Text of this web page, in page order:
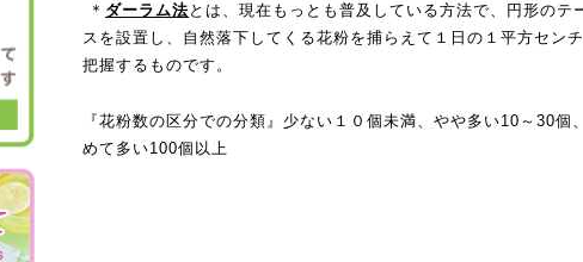
＊ ダーラム法とは、現在もっとも普及している方法で、円形のテ
スを設置し、自然落下してくる花粉を捕らえて１日の１平方セン
把握するものです。
『花粉数の区分での分類』少ない１０個未満、やや多い10～30
めて多い100個以上